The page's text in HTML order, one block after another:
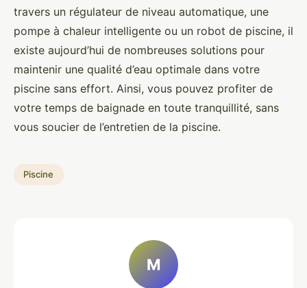
travers un régulateur de niveau automatique, une
pompe à chaleur intelligente ou un robot de piscine, il
existe aujourd’hui de nombreuses solutions pour
maintenir une qualité d’eau optimale dans votre
piscine sans effort. Ainsi, vous pouvez profiter de
votre temps de baignade en toute tranquillité, sans
vous soucier de l’entretien de la piscine.
Piscine
M